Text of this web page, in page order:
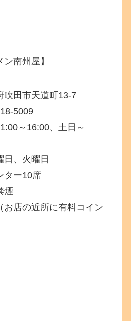
ン南州屋】
吹田市天道町13-7
5009
～16:00、土日～
、火曜日
ー10席
煙
店の近所に有料コイン